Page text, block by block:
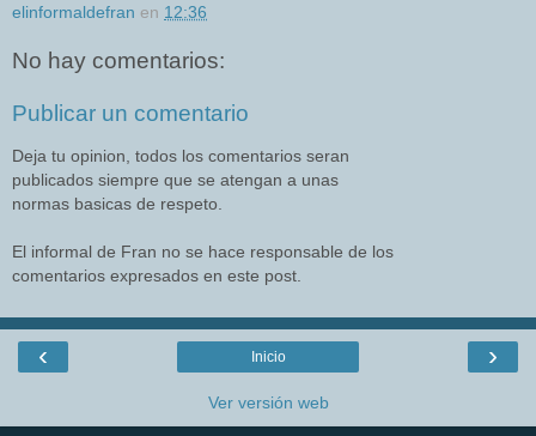
elinformaldefran en 12:36
No hay comentarios:
Publicar un comentario
Deja tu opinion, todos los comentarios seran
publicados siempre que se atengan a unas
normas basicas de respeto.
El informal de Fran no se hace responsable de los
comentarios expresados en este post.
‹ ›
Inicio
Ver versión web